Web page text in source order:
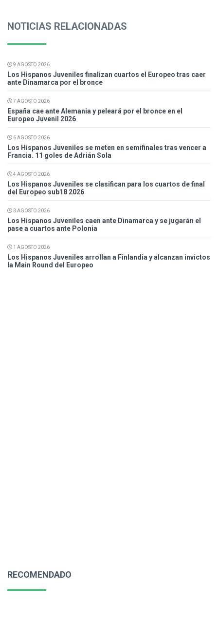
NOTICIAS RELACIONADAS
9 AGOSTO 2026
Los Hispanos Juveniles finalizan cuartos el Europeo tras caer
ante Dinamarca por el bronce
7 AGOSTO 2026
España cae ante Alemania y peleará por el bronce en el
Europeo Juvenil 2026
6 AGOSTO 2026
Los Hispanos Juveniles se meten en semifinales tras vencer a
Francia. 11 goles de Adrián Sola
4 AGOSTO 2026
Los Hispanos Juveniles se clasifican para los cuartos de final
del Europeo sub18 2026
3 AGOSTO 2026
Los Hispanos Juveniles caen ante Dinamarca y se jugarán el
pase a cuartos ante Polonia
1 AGOSTO 2026
Los Hispanos Juveniles arrollan a Finlandia y alcanzan invictos
la Main Round del Europeo
RECOMENDADO